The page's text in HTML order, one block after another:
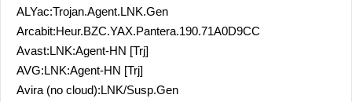
ALYac:Trojan.Agent.LNK.Gen
Arcabit:Heur.BZC.YAX.Pantera.190.71A0D9CC
Avast:LNK:Agent-HN [Trj]
AVG:LNK:Agent-HN [Trj]
Avira (no cloud):LNK/Susp.Gen